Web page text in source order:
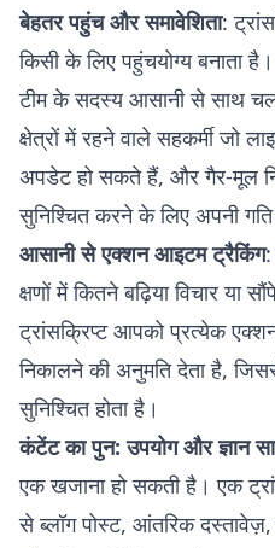
बेहतर पहुंच और समावेशिता:
किसी के लिए पहुंचयोग्य बनाता
टीम के सदस्य आसानी से साथ
क्षेत्रों में रहने वाले सहकर्मी जो
अपडेट हो सकते हैं, और गैर-मूल
सुनिश्चित करने के लिए अपनी
आसानी से एक्शन आइटम ट्रैकिंग:
क्षणों में कितने बढ़िया विचार या
ट्रांसक्रिप्ट आपको प्रत्येक
निकालने की अनुमति देता है,
सुनिश्चित होता है।
कंटेंट का पुन: उपयोग और ज्ञान
एक खजाना हो सकती है। एक
से ब्लॉग पोस्ट, आंतरिक